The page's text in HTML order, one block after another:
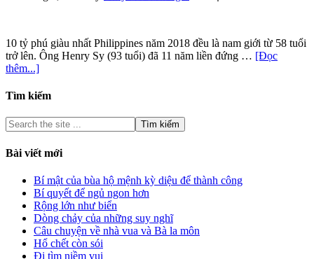
10 tỷ phú giàu nhất Philippines năm 2018 đều là nam giới từ 58 tuổi
trở lên. Ông Henry Sy (93 tuổi) đã 11 năm liền đứng … [Đọc
thêm...]
Tìm kiếm
Bài viết mới
Bí mật của bùa hộ mệnh kỳ diệu để thành công
Bí quyết để ngủ ngon hơn
Rộng lớn như biển
Dòng chảy của những suy nghĩ
Câu chuyện về nhà vua và Bà la môn
Hổ chết còn sói
Đi tìm niềm vui